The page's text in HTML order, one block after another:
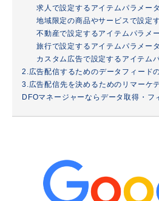
求人で設定するアイテムパラメータ
地域限定の商品やサービスで設定
不動産で設定するアイテムパラメ
旅行で設定するアイテムパラメータ
カスタム広告で設定するアイテム
2.広告配信するためのデータフィード
3.広告配信先を決めるためのリマーケ
DFOマネージャーならデータ取得・フ